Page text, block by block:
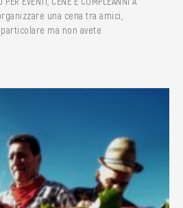
una cena tra amici,
ma non avete